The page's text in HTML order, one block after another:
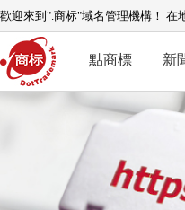
歡迎來到".商标"域名管理機構！ 在
點商標 新